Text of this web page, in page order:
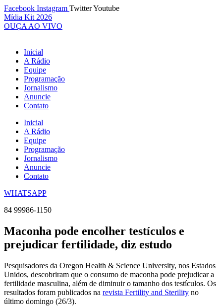
Ir
para
o
Facebook Instagram TwitterYoutube
Mídia Kit 2026
OUÇA AO VIVO
Inicial
A Rádio
Equipe
Programação
Jornalismo
Anuncie
Contato
Inicial
A Rádio
Equipe
Programação
Jornalismo
Anuncie
Contato
WHATSAPP
84 99986-1150
Maconha pode encolher testículos e
prejudicar fertilidade, diz estudo
Pesquisadores da Oregon Health & Science University, nos Estados
Unidos, descobriram que o consumo de maconha pode prejudicar a
fertilidade masculina, além de diminuir o tamanho dos testículos. Os
resultados foram publicados na revista Fertility and Sterility no
último domingo (26/3).